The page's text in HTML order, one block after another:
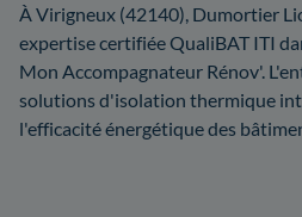
À Virigneux (42140), Dumortier
expertise certifiée QualiBAT ITI
Mon Accompagnateur Rénov'.
solutions d'isolation thermique
l'efficacité énergétique des